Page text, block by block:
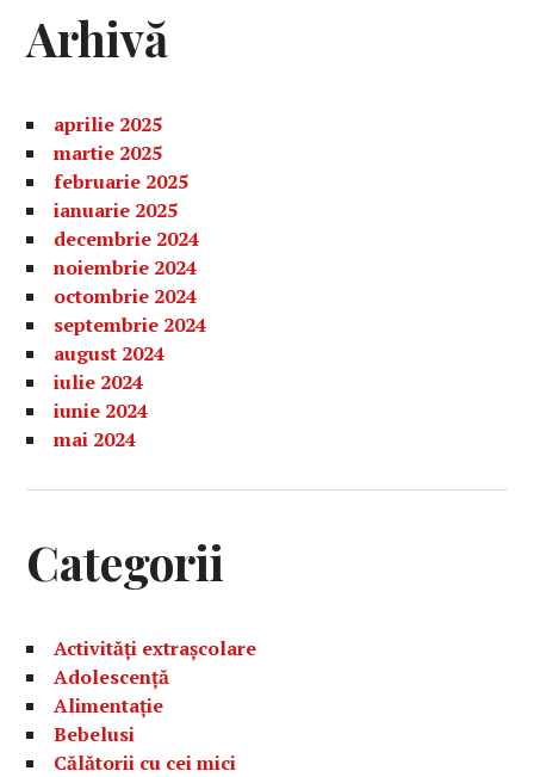
Arhivă
aprilie 2025
martie 2025
februarie 2025
ianuarie 2025
decembrie 2024
noiembrie 2024
octombrie 2024
septembrie 2024
august 2024
iulie 2024
iunie 2024
mai 2024
Categorii
Activități extrașcolare
Adolescență
Alimentație
Bebelusi
Călătorii cu cei mici